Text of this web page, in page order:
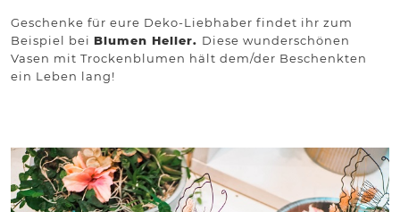
Geschenke für eure Deko-Liebhaber findet ihr zum
Beispiel bei Blumen Heller. Diese wunderschönen
Vasen mit Trockenblumen hält dem/der Beschenkten
ein Leben lang!